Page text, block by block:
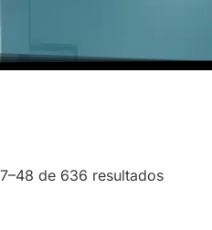
de 636 resultados